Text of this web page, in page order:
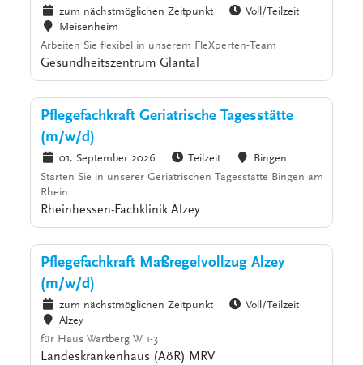
zum nächstmöglichen Zeitpunkt
Voll/Teilzeit
Meisenheim
Arbeiten Sie flexibel in unserem FleXperten-Team
Gesundheitszentrum Glantal
Pflegefachkraft Geriatrische Tagesstätte
(m/w/d)
01. September 2026 Teilzeit
Bingen
Starten Sie in unserer Geriatrischen Tagesstätte Bingen am
Rhein
Rheinhessen-Fachklinik Alzey
Pflegefachkraft Maßregelvollzug Alzey
(m/w/d)
zum nächstmöglichen Zeitpunkt
Voll/Teilzeit
Alzey
für Haus Wartberg W 1-3
Landeskrankenhaus (AöR) MRV